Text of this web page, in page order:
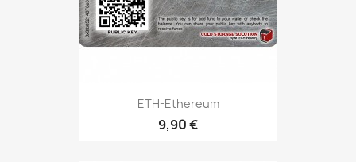
ETH-Ethereum
9,90 €